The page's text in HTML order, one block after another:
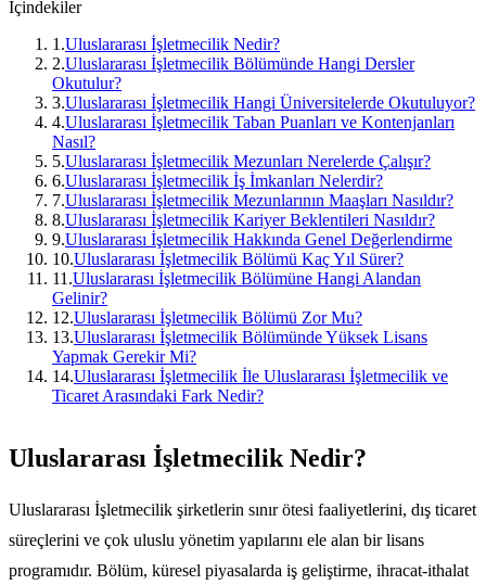
İçindekiler
1 .Uluslararası İşletmecilik Nedir?
2.Uluslararası İşletmecilik Bölümünde Hangi Dersler
Okutulur?
3.Uluslararası İşletmecilik Hangi Üniversitelerde Okutuluyor?
4.Uluslararası İşletmecilik Taban Puanları ve Kontenjanları
Nasıl?
5.Uluslararası İşletmecilik Mezunları Nerelerde Çalışır?
6.Uluslararası İşletmecilik İş İmkanları Nelerdir?
7.Uluslararası İşletmecilik Mezunlarının Maaşları Nasıldır?
8.Uluslararası İşletmecilik Kariyer Beklentileri Nasıldır?
9.Uluslararası İşletmecilik Hakkında Genel Değerlendirme
10.Uluslararası İşletmecilik Bölümü Kaç Yıl Sürer?
11 .Uluslararası İşletmecilik Bölümüne Hangi Alandan
Gelinir?
12.Uluslararası İşletmecilik Bölümü Zor Mu?
13.Uluslararası İşletmecilik Bölümünde Yüksek Lisans
Yapmak Gerekir Mi?
14.Uluslararası İşletmecilik İle Uluslararası İşletmecilik ve
Ticaret Arasındaki Fark Nedir?
Uluslararası İşletmecilik Nedir?
Uluslararası İşletmecilik şirketlerin sınır ötesi faaliyetlerini, dış ticaret
süreçlerini ve çok uluslu yönetim yapılarını ele alan bir lisans
programıdır. Bölüm, küresel piyasalarda iş geliştirme, ihracat-ithalat